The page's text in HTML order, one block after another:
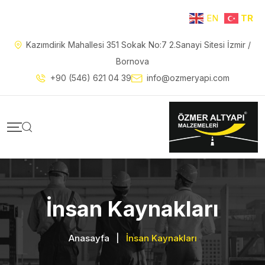
Kazımdirik Mahallesi 351 Sokak No:7 2.Sanayi Sitesi İzmir /
Bornova
+90 (546) 621 04 39
info@ozmeryapi.com
İnsan Kaynakları
Anasayfa İnsan Kaynakları
EN TR